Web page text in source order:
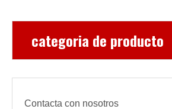
categoria de producto
Contacta con nosotros